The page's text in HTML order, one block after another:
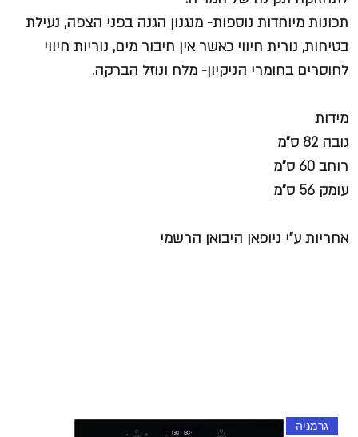
תכונות מיוחדות נוספות- מנגנון הגנה בפני הצפה, נעילת
בטיחות, נורית חיווי כאשר אין חיבור מים, נוריות חיווי
לחוסרים בחומרי הניקיון- מלח ונוזל הברקה.
מידות
גובה 82 ס"מ
רוחב 60 ס"מ
עומק 56 ס"מ
אחריות ע"י ניופאן היבואן הרשמי
גרמניה